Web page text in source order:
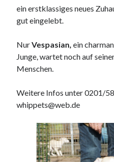
ein erstklassiges neues
gut eingelebt.
NurVespasian,ein
Junge, wartet noch auf
Menschen.
Weitere Infos unter 0201/
whippets@web.de